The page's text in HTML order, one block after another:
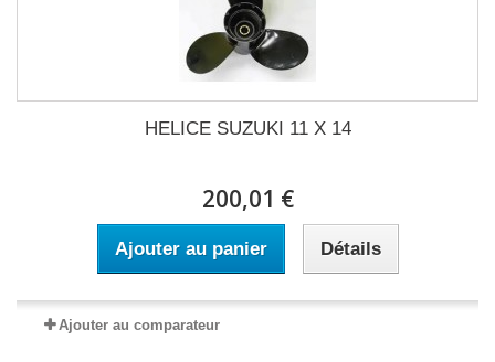
HELICE SUZUKI 11 X 14
200,01 €
Ajouter au panier Détails
Ajouter au comparateur